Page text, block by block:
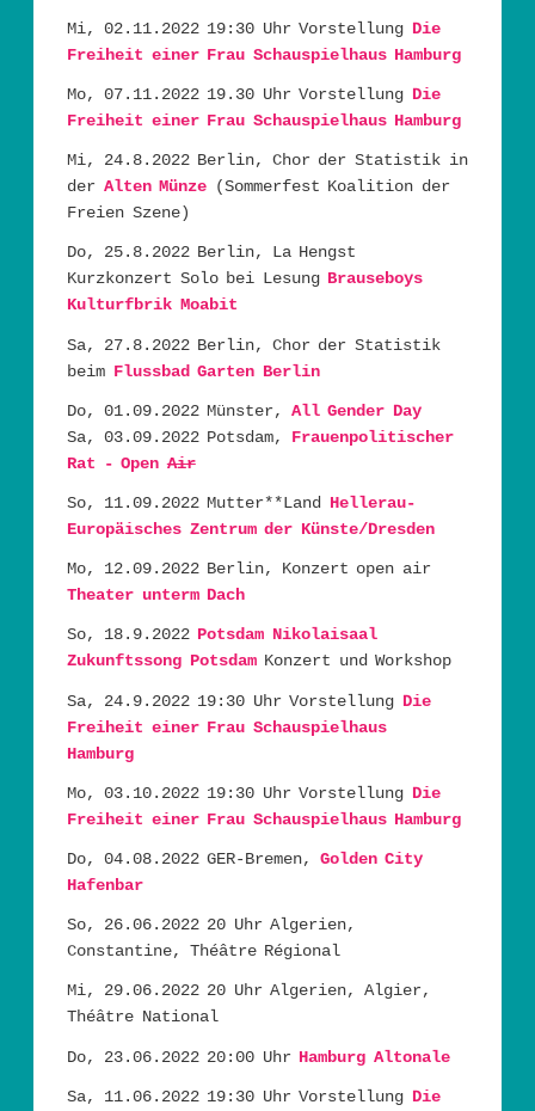
Mi, 02.11.2022 19:30 Uhr Vorstellung Die
Freiheit einer Frau Schauspielhaus Hamburg
Mo, 07.11.2022 19.30 Uhr Vorstellung Die
Freiheit einer Frau Schauspielhaus Hamburg
Mi, 24.8.2022 Berlin, Chor der Statistik in
der Alten Münze (Sommerfest Koalition der
Freien Szene)
Do, 25.8.2022 Berlin, La Hengst
Kurzkonzert Solo bei Lesung Brauseboys
Kulturfbrik Moabit
Sa, 27.8.2022 Berlin, Chor der Statistik
beim Flussbad Garten Berlin
Do, 01.09.2022 Münster, All Gender Day
Sa, 03.09.2022 Potsdam, Frauenpolitischer
Rat - OpenAir
So, 11.09.2022 Mutter**Land Hellerau-
Europäisches Zentrum der Künste/Dresden
Mo, 12.09.2022 Berlin, Konzert open air
Theater unterm Dach
So, 18.9.2022 Potsdam Nikolaisaal
Zukunftssong PotsdamKonzert und Workshop
Sa, 24.9.2022 19:30 Uhr Vorstellung Die
Freiheit einer Frau Schauspielhaus
Hamburg
Mo, 03.10.2022 19:30 Uhr Vorstellung Die
Freiheit einer Frau Schauspielhaus Hamburg
Do, 04.08.2022 GER-Bremen, Golden City
Hafenbar
So, 26.06.2022 20 Uhr Algerien,
Constantine, Théâtre Régional
Mi, 29.06.2022 20 Uhr Algerien, Algier,
Théâtre National
Do, 23.06.2022 20:00 Uhr Hamburg Altonale
Sa, 11.06.2022 19:30 Uhr Vorstellung Die